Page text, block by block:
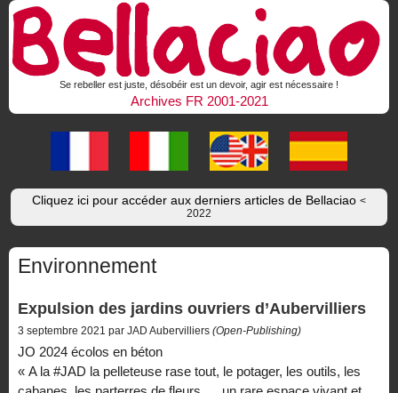
Se rebeller est juste, désobéir est un devoir, agir est nécessaire !
Archives FR 2001-2021
Cliquez ici pour accéder aux derniers articles de Bellaciao <
2022
Environnement
Expulsion des jardins ouvriers d’Aubervilliers
3 septembre 2021 par JAD Aubervilliers (Open-Publishing)
JO 2024 écolos en béton
« A la #JAD la pelleteuse rase tout, le potager, les outils, les